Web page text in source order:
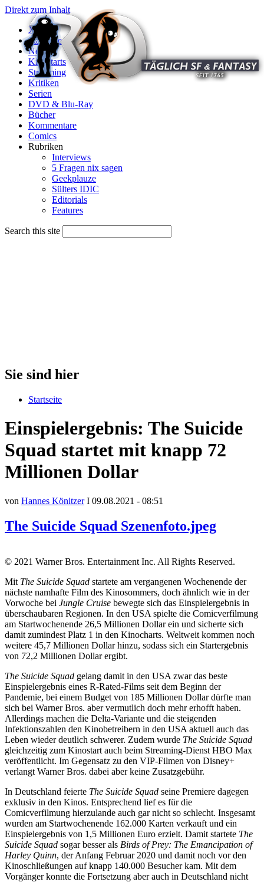
Direkt zum Inhalt
X
Startseite
News
Kinostarts
Streaming
Kritiken
Serien
DVD & Blu-Ray
Bücher
Kommentare
Comics
Rubriken
Interviews
5 Fragen nix sagen
Geekplauze
Sülters IDIC
Editorials
Features
Search this site
Sie sind hier
Startseite
Einspielergebnis: The Suicide
Squad startet mit knapp 72
Millionen Dollar
von Hannes KönitzerI 09.08.2021 - 08:51
The Suicide Squad Szenenfoto.jpeg
© 2021 Warner Bros. Entertainment Inc. All Rights Reserved.
Mit The Suicide Squad startete am vergangenen Wochenende der
nächste namhafte Film des Kinosommers, doch ähnlich wie in der
Vorwoche bei Jungle Cruise bewegte sich das Einspielergebnis in
überschaubaren Regionen. In den USA spielte die Comicverfilmung
am Startwochenende 26,5 Millionen Dollar ein und sicherte sich
damit zumindest Platz 1 in den Kinocharts. Weltweit kommen noch
weitere 45,7 Millionen Dollar hinzu, sodass sich ein Startergebnis
von 72,2 Millionen Dollar ergibt.
The Suicide Squad gelang damit in den USA zwar das beste
Einspielergebnis eines R-Rated-Films seit dem Beginn der
Pandemie, bei einem Budget von 185 Millionen Dollar dürfte man
sich bei Warner Bros. aber vermutlich doch mehr erhofft haben.
Allerdings machen die Delta-Variante und die steigenden
Infektionszahlen den Kinobetreibern in den USA aktuell auch das
Leben wieder deutlich schwerer. Zudem wurde The Suicide Squad
gleichzeitig zum Kinostart auch beim Streaming-Dienst HBO Max
veröffentlicht. Im Gegensatz zu den VIP-Filmen von Disney+
verlangt Warner Bros. dabei aber keine Zusatzgebühr.
In Deutschland feierte The Suicide Squad seine Premiere dagegen
exklusiv in den Kinos. Entsprechend lief es für die
Comicverfilmung hierzulande auch gar nicht so schlecht. Insgesamt
wurden am Startwochenende 162.000 Karten verkauft und ein
Einspielergebnis von 1,5 Millionen Euro erzielt. Damit startete The
Suicide Squad sogar besser als Birds of Prey: The Emancipation of
Harley Quinn, der Anfang Februar 2020 und damit noch vor den
Kinoschließungen auf knapp 140.000 Besucher kam. Mit dem
Vorgänger konnte die Fortsetzung aber auch in Deutschland nicht